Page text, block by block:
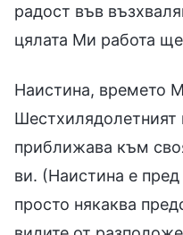
радост във
цялата Ми работа
Наистина, времето
Шестхилядолетният
приближава към
ви. (Наистина е
просто някаква